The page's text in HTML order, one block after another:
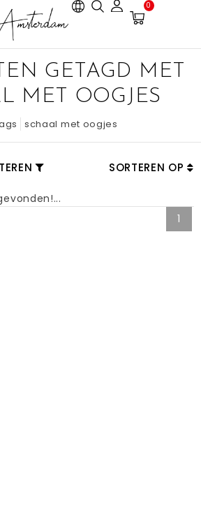
0
GETAGD MET
MET OOGJES
schaal met oogjes
SORTEREN OP
1